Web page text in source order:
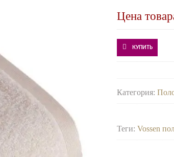
Цена
КУПИТЬ
Категория:
Теги:Vossen